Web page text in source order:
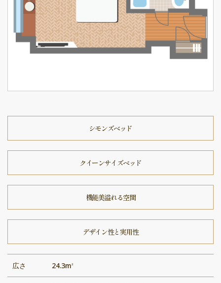
シモンズベッド
クイーンサイズベッド
機能美溢れる空間
デザイン性と実用性
広さ 24.3m2